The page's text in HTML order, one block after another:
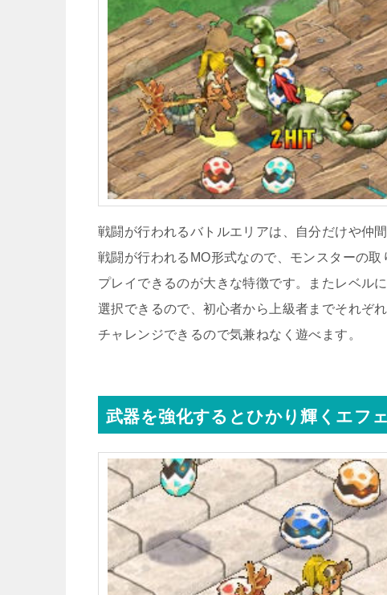
戦闘が行われるバトルエリアは、自分だけや仲
戦闘が行われるMO形式なので、モンスターの
プレイできるのが大きな特徴です。またレベル
選択できるので、初心者から上級者までそれぞ
チャレンジできるので気兼ねなく遊べます。
武器を強化するとひかり輝くエフ